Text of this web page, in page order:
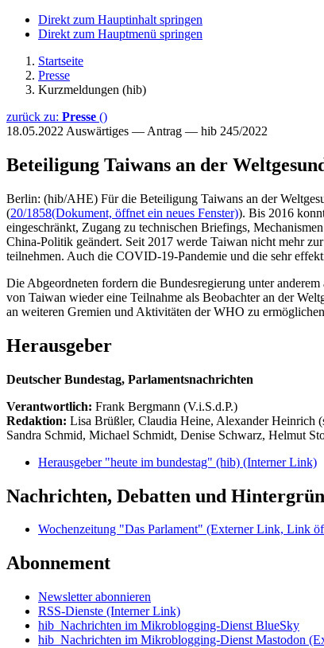
Direkt zum Hauptinhalt springen
Direkt zum Hauptmenü springen
Startseite
Presse
Kurzmeldungen (hib)
zurück zu: Presse ()
18.05.2022 Auswärtiges — Antrag — hib 245/2022
Beteiligung Taiwans an der
Berlin: (hib/AHE) Für die Beteiligung Taiwans an der
(20/1858(Dokument, öffnet ein neues Fenster)). Bis 2016
eingeschränkt, Zugang zu technischen Briefings,
China-Politik geändert. Seit 2017 werde Taiwan nicht mehr
teilnehmen. Auch die COVID-19-Pandemie und die sehr
Die Abgeordneten fordern die Bundesregierung unter
von Taiwan wieder eine Teilnahme als Beobachter an der
an weiteren Gremien und Aktivitäten der WHO zu
Herausgeber
Deutscher Bundestag, Parlamentsnachrichten
Verantwortlich: Frank Bergmann (V.i.S.d.P.)
Redaktion: Lisa Brüßler, Claudia Heine, Alexander Heinrich
Sandra Schmid, Michael Schmidt, Denise Schwarz, Helmut
Herausgeber "heute im bundestag" (hib) (Interner Link)
Nachrichten, Debatten und
Wochenzeitung "Das Parlament" (Externer Link, Link
Abonnement
Newsletter abonnieren
RSS-Dienste (Interner Link)
hib_Nachrichten im Mikroblogging-Dienst BlueSky
hib_Nachrichten im Mikroblogging-Dienst Mastodon